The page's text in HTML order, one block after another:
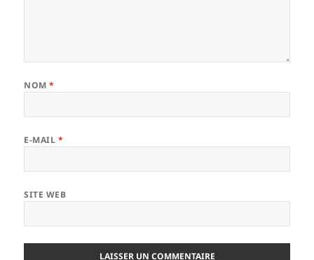
NOM*
E-MAIL *
SITE WEB